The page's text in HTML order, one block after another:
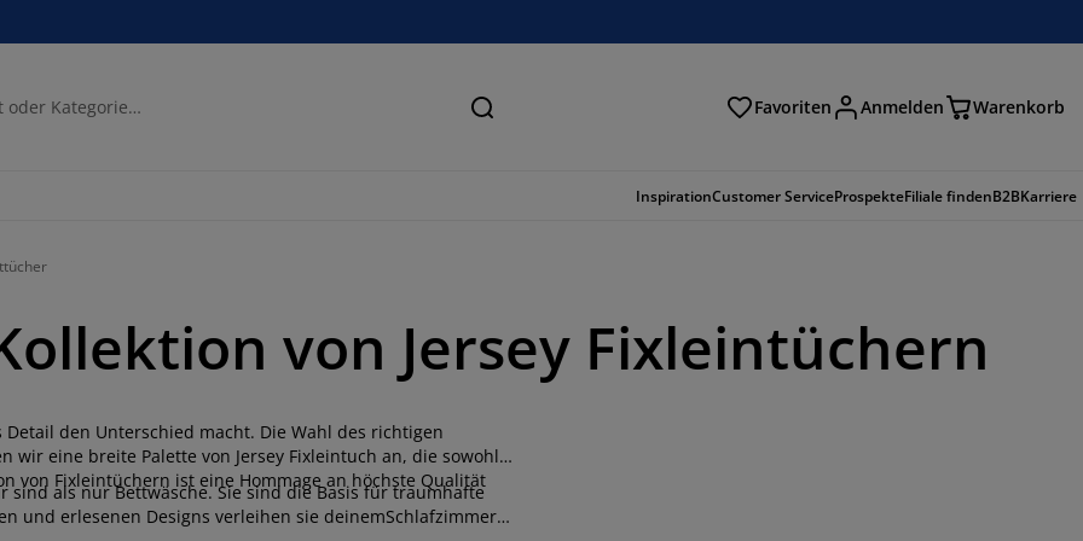
Suchen Favoriten Anmelden Warenkorb
InspirationCustomer ServiceProspekteFiliale findenB2BKarriere
von Jersey Fixleintüchern
den Unterschied macht. Die Wahl des richtigen
wir eine breite Palette von Jersey Fixleintuch an, die sowohl
von Fixleintüchern ist eine Hommage an höchste Qualität
als nur Bettwäsche. Sie sind die Basis für traumhafte
und erlesenen Designs verleihen sie deinemSchlafzimmer